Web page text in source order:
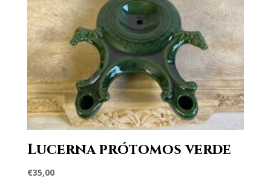
Lucerna prótomos verde
€35,00